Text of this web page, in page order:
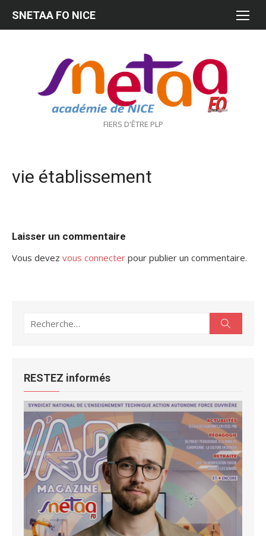
FIERS D'ÊTRE PLP
SNETAA FO NICE
vie établissement
Laisser un commentaire
Vous devez vous connecter pour publier un commentaire.
Recherche
RESTEZ informés